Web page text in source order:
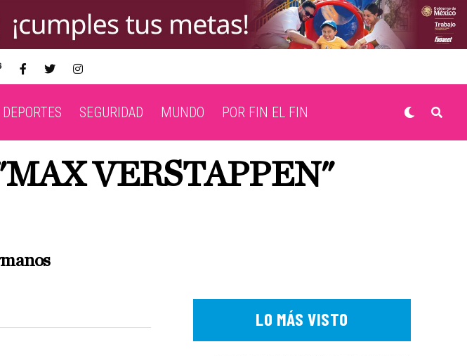
SEGURIDAD MUNDO POR FIN EL FIN
VERSTAPPEN"
LO MÁS VISTO